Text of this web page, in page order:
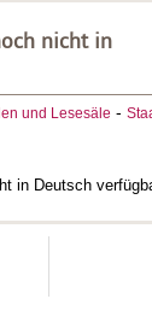
nicht in
und Lesesäle -
in Deutsch